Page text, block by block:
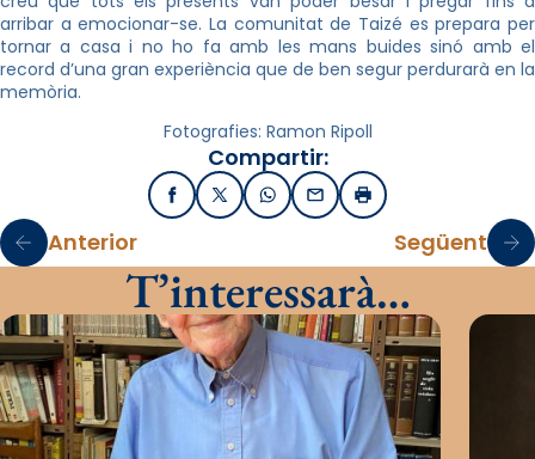
arribar a emocionar-se. La comunitat de Taizé es prepara per
tornar a casa i no ho fa amb les mans buides sinó amb el
record d’una gran experiència que de ben segur perdurarà en la
memòria.
Fotografies: Ramon Ripoll
Compartir:
FacebookX / TwitterWhatsApp
EmailImprimir
Anterior Següent
T’interessarà…